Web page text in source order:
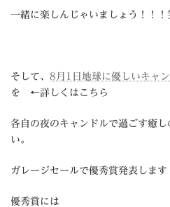
一緒に楽しんじゃいましょう！！！
そして、 8月1日地球に優しいキャ
を ←詳しくはこちら
各自の夜のキャンドルで過ごす癒
い。
ガレージセールで優秀賞発表します
優秀賞には